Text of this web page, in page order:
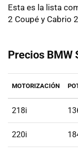
Esta es la lista
2 Coupé y Cabrio
Precios BMW
MOTORIZACIÓN
218i
220i